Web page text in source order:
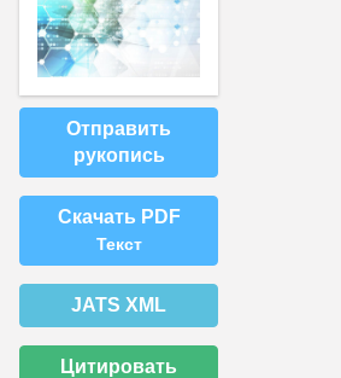
Отправить
рукопись
Скачать PDF
Текст
JATS XML
Цитировать